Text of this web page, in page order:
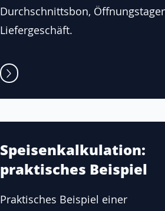
Durchschnittsbon,
Liefergeschäft.
Speisenkalkulation:
praktisches Beispiel
Praktisches Beispiel einer